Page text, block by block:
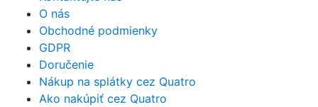
O nás
Obchodné podmienky
GDPR
Doručenie
Nákup na splátky cez Quatro
Ako nakúpiť cez Quatro